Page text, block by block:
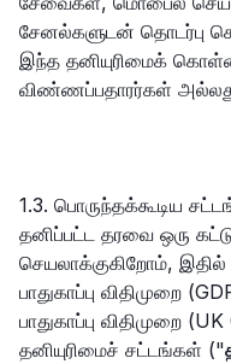
சேனல்களுடன் தொடர்பு
இந்த தனியுரிமைக்
விண்ணப்பதாரர்கள்
1.3. பொருந்தக்கூடிய
தனிப்பட்ட தரவை ஒரு
செயலாக்குகிறோம், இதில்
பாதுகாப்பு விதிமுறை
பாதுகாப்பு விதிமுறை
தனியுரிமைச் சட்டங்கள் ("